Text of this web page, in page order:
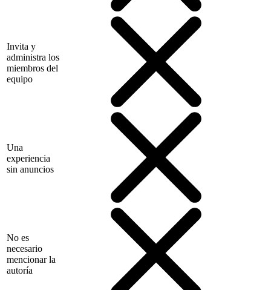
Invita y
administra los
miembros del
equipo
Una
experiencia
sin anuncios
No es
necesario
mencionar la
autoría